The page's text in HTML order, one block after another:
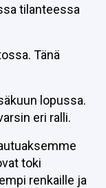
tilanteessa
Tänä
lopussa.
eri ralli.
toki
renkaille ja